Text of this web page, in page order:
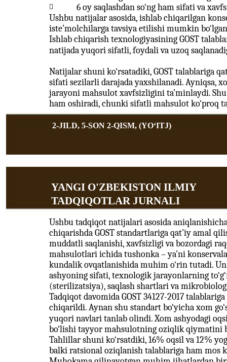
2-JILD, 5-SON 2-QISM, (YOʻITJ)

6 oy saqlashdan so‘ng ham sifati va
Ushbu natijalar asosida, ishlab chiqarilgan
iste’molchilarga tavsiya etilishi mumkin
Ishlab chiqarish texnologiyasining GOST
natijada yuqori sifatli, foydali va uzoq
Natijalar shuni ko‘rsatadiki, GOST talablariga
sifati sezilarli darajada yaxshilanadi. Ayniqsa,
jarayoni mahsulot xavfsizligini ta’minlaydi.
ham oshiradi, chunki sifatli mahsulot ko‘proq
YANGI O'ZBEKISTON ILMIY
TADQIQOTLAR JURNALI
Ushbu tadqiqot natijalari asosida
chiqarishda GOST standartlariga qat’iy amal
muddatli saqlanishi, xavfsizligi va bozordagi
mahsulotlari ichida tushonka – ya’ni
kundalik ovqatlanishida muhim o‘rin tutadi.
ashyoning sifati, texnologik jarayonlarning
(sterilizatsiya), saqlash shartlari va
Tadqiqot davomida GOST 34127-2017
chiqarildi. Aynan shu standart bo‘yicha xom
yuqori navlari tanlab olindi. Xom ashyodagi
bo‘lishi tayyor mahsulotning oziqlik qiymatini
Tahlillar shuni ko‘rsatdiki, 16% oqsil va 12%
balki ratsional oziqlanish talablariga ham mos